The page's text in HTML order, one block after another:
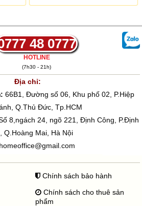
á
ố
0
0
.
á
i
l
9
0
48 0777
HOTLINE
(7h30 - 21h)
Địa chỉ:
66B1, Đường số 06, Khu phố 02, P.Hiệp
Q.Thủ Đức, Tp.HCM
8,ngách 24, ngõ 221, Định Công, P.Định
Q.Hoàng Mai, Hà Nội
Chính sách bảo hành
Chính sách cho thuê sản
phẩm